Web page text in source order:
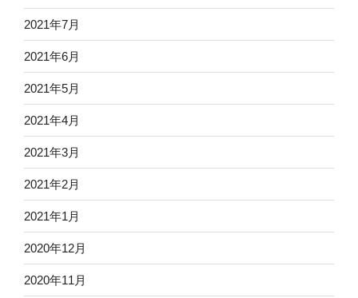
2021年7月
2021年6月
2021年5月
2021年4月
2021年3月
2021年2月
2021年1月
2020年12月
2020年11月